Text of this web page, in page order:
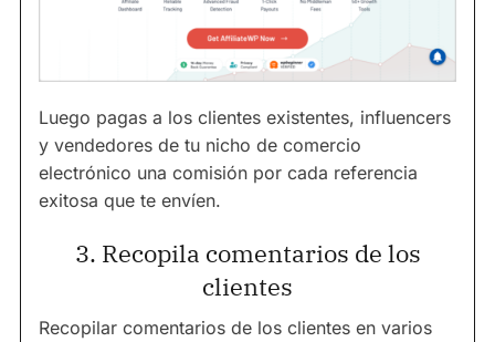
Luego pagas a los clientes existentes, influencers
y vendedores de tu nicho de comercio
electrónico una comisión por cada referencia
exitosa que te envíen.
3. Recopila comentarios de los
clientes
Recopilar comentarios de los clientes en varios